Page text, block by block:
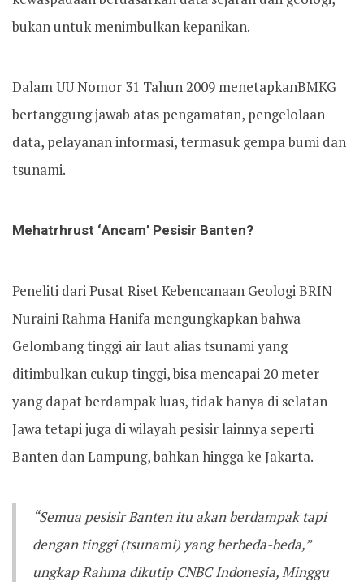
bukan untuk menimbulkan kepanikan.
Dalam UU Nomor 31 Tahun 2009 menetapkanBMKG
bertanggung jawab atas pengamatan, pengelolaan
data, pelayanan informasi, termasuk gempa bumi dan
tsunami.
Mehatrhrust ‘Ancam’ Pesisir Banten?
Peneliti dari Pusat Riset Kebencanaan Geologi BRIN
Nuraini Rahma Hanifa mengungkapkan bahwa
Gelombang tinggi air laut alias tsunami yang
ditimbulkan cukup tinggi, bisa mencapai 20 meter
yang dapat berdampak luas, tidak hanya di selatan
Jawa tetapi juga di wilayah pesisir lainnya seperti
Banten dan Lampung, bahkan hingga ke Jakarta.
“Semua pesisir Banten itu akan berdampak tapi
dengan tinggi (tsunami) yang berbeda-beda,”
ungkap Rahma dikutip CNBC Indonesia, Minggu